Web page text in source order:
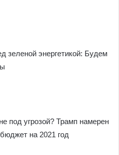
зеленой энергетикой: Будем
под угрозой? Трамп намерен
на 2021 год